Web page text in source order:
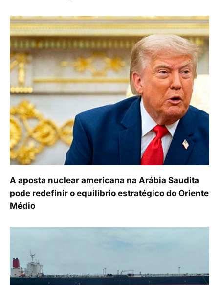
A aposta nuclear americana na Arábia Saudita
pode redefinir o equilíbrio estratégico do Oriente
Médio